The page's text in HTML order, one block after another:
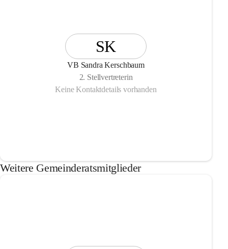
SK
VB Sandra Kerschbaum
2. Stellvertreterin
Keine Kontaktdetails vorhanden
Weitere Gemeinderatsmitglieder